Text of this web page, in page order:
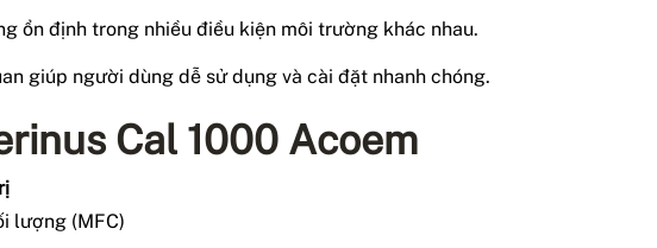
ổn định trong nhiều điều kiện môi trường khác nhau.
giúp người dùng dễ sử dụng và cài đặt nhanh chóng.
Cal 1000 Acoem
lượng (MFC)